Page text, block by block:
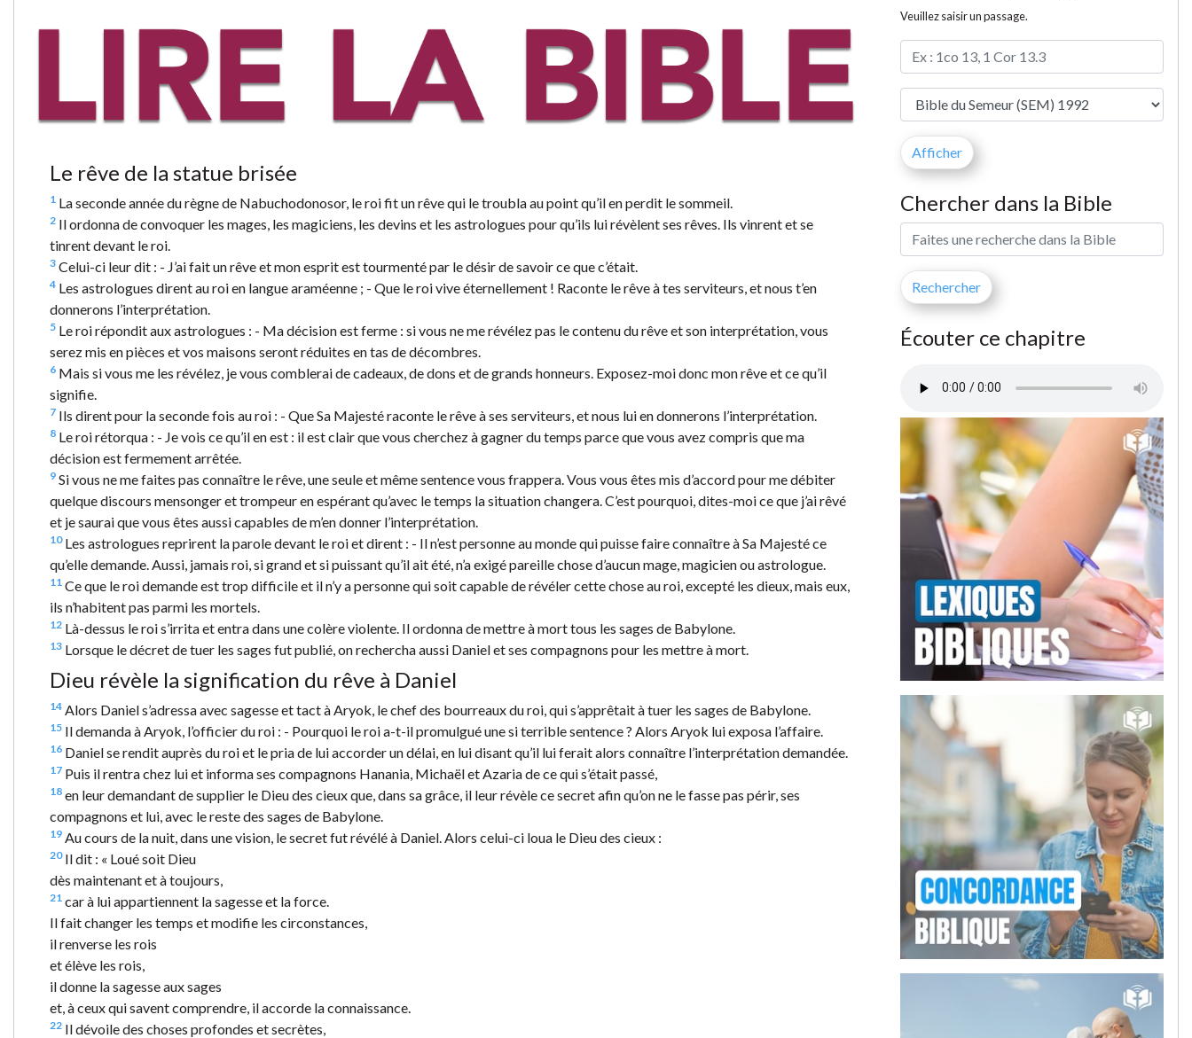
Le rêve de la statue brisée
1 La seconde année du règne de Nabuchodonosor, le roi fit un rêve qui le troubla au point qu’il en perdit le sommeil.
2 Il ordonna de convoquer les mages, les magiciens, les devins et les astrologues pour qu’ils lui révèlent ses rêves. Ils vinrent et se
tinrent devant le roi.
3 Celui-ci leur dit : - J’ai fait un rêve et mon esprit est tourmenté par le désir de savoir ce que c’était.
4 Les astrologues dirent au roi en langue araméenne ; - Que le roi vive éternellement ! Raconte le rêve à tes serviteurs, et nous t’en
donnerons l’interprétation.
5 Le roi répondit aux astrologues : - Ma décision est ferme : si vous ne me révélez pas le contenu du rêve et son interprétation, vous
serez mis en pièces et vos maisons seront réduites en tas de décombres.
6 Mais si vous me les révélez, je vous comblerai de cadeaux, de dons et de grands honneurs. Exposez-moi donc mon rêve et ce qu’il
signifie.
7 Ils dirent pour la seconde fois au roi : - Que Sa Majesté raconte le rêve à ses serviteurs, et nous lui en donnerons l’interprétation.
8 Le roi rétorqua : - Je vois ce qu’il en est : il est clair que vous cherchez à gagner du temps parce que vous avez compris que ma
décision est fermement arrêtée.
9 Si vous ne me faites pas connaître le rêve, une seule et même sentence vous frappera. Vous vous êtes mis d’accord pour me débiter
quelque discours mensonger et trompeur en espérant qu’avec le temps la situation changera. C’est pourquoi, dites-moi ce que j’ai rêvé
et je saurai que vous êtes aussi capables de m’en donner l’interprétation.
10Les astrologues reprirent la parole devant le roi et dirent : - Il n’est personne au monde qui puisse faire connaître à Sa Majesté ce
qu’elle demande. Aussi, jamais roi, si grand et si puissant qu’il ait été, n’a exigé pareille chose d’aucun mage, magicien ou astrologue.
11 Ce que le roi demande est trop difficile et il n’y a personne qui soit capable de révéler cette chose au roi, excepté les dieux, mais eux,
ils n’habitent pas parmi les mortels.
12 Là-dessus le roi s’irrita et entra dans une colère violente. Il ordonna de mettre à mort tous les sages de Babylone.
13 Lorsque le décret de tuer les sages fut publié, on rechercha aussi Daniel et ses compagnons pour les mettre à mort.
Dieu révèle la signification du rêve à Daniel
14 Alors Daniel s’adressa avec sagesse et tact à Aryok, le chef des bourreaux du roi, qui s’apprêtait à tuer les sages de Babylone.
15 Il demanda à Aryok, l’officier du roi : - Pourquoi le roi a-t-il promulgué une si terrible sentence ? Alors Aryok lui exposa l’affaire.
16 Daniel se rendit auprès du roi et le pria de lui accorder un délai, en lui disant qu’il lui ferait alors connaître l’interprétation demandée.
17 Puis il rentra chez lui et informa ses compagnons Hanania, Michaël et Azaria de ce qui s’était passé,
18 en leur demandant de supplier le Dieu des cieux que, dans sa grâce, il leur révèle ce secret afin qu’on ne le fasse pas périr, ses
compagnons et lui, avec le reste des sages de Babylone.
19 Au cours de la nuit, dans une vision, le secret fut révélé à Daniel. Alors celui-ci loua le Dieu des cieux :
20Il dit : « Loué soit Dieu
dès maintenant et à toujours,
21 car à lui appartiennent la sagesse et la force.
Il fait changer les temps et modifie les circonstances,
il renverse les rois
et élève les rois,
il donne la sagesse aux sages
et, à ceux qui savent comprendre, il accorde la connaissance.
22 Il dévoile des choses profondes et secrètes,
Veuillez saisir un passage.
Chercher dans la Bible
Écouter ce chapitre